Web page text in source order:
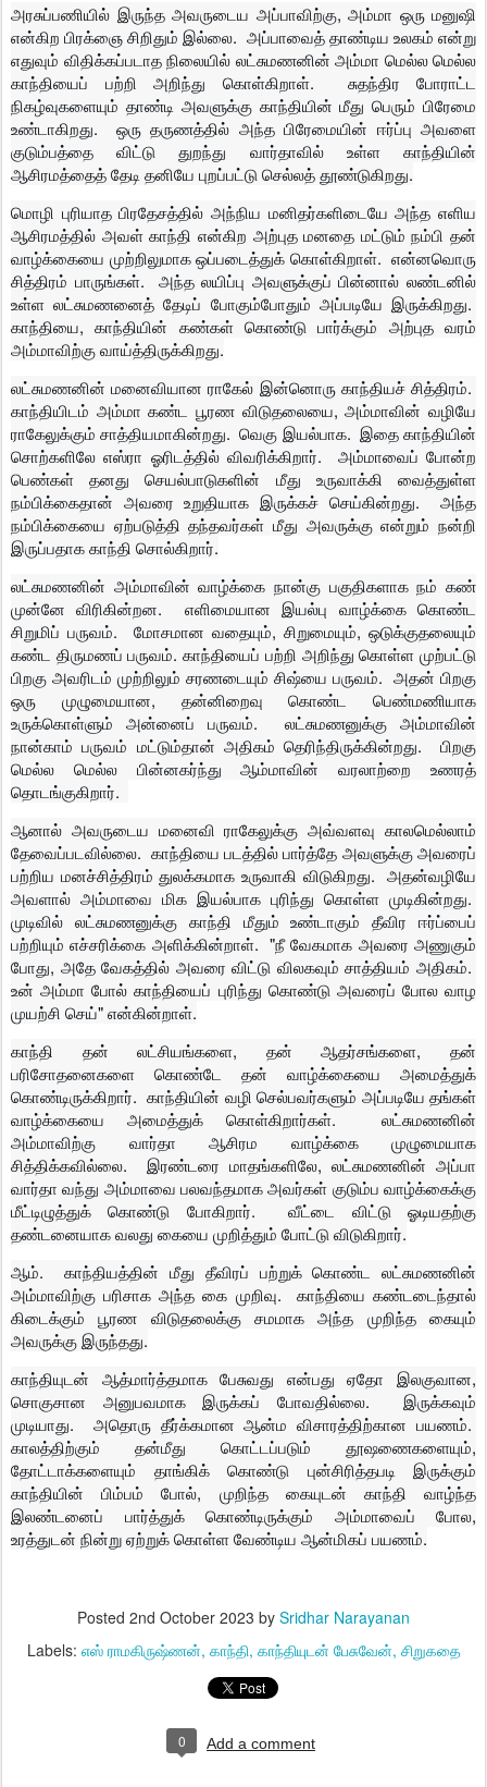
அரசுப்பணியில் இருந்த அவருடைய அப்பாவிற்கு, அம்மா ஒரு மனுஷி
என்கிற பிரக்ஞை சிறிதும் இல்லை. அப்பாவைத் தாண்டிய உலகம் என்று
எதுவும் விதிக்கப்படாத நிலையில் லட்சுமணனின் அம்மா மெல்ல மெல்ல
காந்தியைப் பற்றி அறிந்து கொள்கிறாள். சுதந்திர போராட்ட
நிகழ்வுகளையும் தாண்டி அவளுக்கு காந்தியின் மீது பெரும் பிரேமை
உண்டாகிறது. ஒரு தருணத்தில் அந்த பிரேமையின் ஈர்ப்பு அவளை
குடும்பத்தை விட்டு துறந்து வார்தாவில் உள்ள காந்தியின்
ஆசிரமத்தைத் தேடி தனியே புறப்பட்டு செல்லத் தூண்டுகிறது.
மொழி புரியாத பிரதேசத்தில் அந்நிய மனிதர்களிடையே அந்த எளிய
ஆசிரமத்தில் அவள் காந்தி என்கிற அற்புத மனதை மட்டும் நம்பி தன்
வாழ்க்கையை முற்றிலுமாக ஒப்படைத்துக் கொள்கிறாள். என்னவொரு
சித்திரம் பாருங்கள். அந்த லயிப்பு அவளுக்குப் பின்னால் லண்டனில்
உள்ள லட்சுமணனைத் தேடிப் போகும்போதும் அப்படியே இருக்கிறது.
காந்தியை, காந்தியின் கண்கள் கொண்டு பார்க்கும் அற்புத வரம்
அம்மாவிற்கு வாய்த்திருக்கிறது.
லட்சுமணனின் மனைவியான ராகேல் இன்னொரு காந்தியச் சித்திரம்.
காந்தியிடம் அம்மா கண்ட பூரண விடுதலையை, அம்மாவின் வழியே
ராகேலுக்கும் சாத்தியமாகின்றது. வெகு இயல்பாக. இதை காந்தியின்
சொற்களிலே எஸ்ரா ஓரிடத்தில் விவரிக்கிறார். அம்மாவைப் போன்ற
பெண்கள் தனது செயல்பாடுகளின் மீது உருவாக்கி வைத்துள்ள
நம்பிக்கைதான் அவரை உறுதியாக இருக்கச் செய்கின்றது. அந்த
நம்பிக்கையை ஏற்படுத்தி தந்தவர்கள் மீது அவருக்கு என்றும் நன்றி
இருப்பதாக காந்தி சொல்கிறார்.
லட்சுமணனின் அம்மாவின் வாழ்க்கை நான்கு பகுதிகளாக நம் கண்
முன்னே விரிகின்றன. எளிமையான இயல்பு வாழ்க்கை கொண்ட
சிறுமிப் பருவம். மோசமான வதையும், சிறுமையும், ஒடுக்குதலையும்
கண்ட திருமணப் பருவம். காந்தியைப் பற்றி அறிந்து கொள்ள முற்பட்டு
பிறகு அவரிடம் முற்றிலும் சரணடையும் சிஷ்யை பருவம். அதன் பிறகு
ஒரு முழுமையான, தன்னிறைவு கொண்ட பெண்மணியாக
உருக்கொள்ளும் அன்னைப் பருவம். லட்சுமணனுக்கு அம்மாவின்
நான்காம் பருவம் மட்டும்தான் அதிகம் தெரிந்திருக்கின்றது. பிறகு
மெல்ல மெல்ல பின்னகர்ந்து ஆம்மாவின் வரலாற்றை உணரத்
தொடங்குகிறார்.
ஆனால் அவருடைய மனைவி ராகேலுக்கு அவ்வளவு காலமெல்லாம்
தேவைப்படவில்லை. காந்தியை படத்தில் பார்த்தே அவளுக்கு அவரைப்
பற்றிய மனச்சித்திரம் துலக்கமாக உருவாகி விடுகிறது. அதன்வழியே
அவளால் அம்மாவை மிக இயல்பாக புரிந்து கொள்ள முடிகின்றது.
முடிவில் லட்சுமணனுக்கு காந்தி மீதும் உண்டாகும் தீவிர ஈர்ப்பைப்
பற்றியும் எச்சரிக்கை அளிக்கின்றாள். "நீ வேகமாக அவரை அணுகும்
போது, அதே வேகத்தில் அவரை விட்டு விலகவும் சாத்தியம் அதிகம்.
உன் அம்மா போல் காந்தியைப் புரிந்து கொண்டு அவரைப் போல வாழ
முயற்சி செய்" என்கின்றாள்.
காந்தி தன் லட்சியங்களை, தன் ஆதர்சங்களை, தன்
பரிசோதனைகளை கொண்டே தன் வாழ்க்கையை அமைத்துக்
கொண்டிருக்கிறார். காந்தியின் வழி செல்பவர்களும் அப்படியே தங்கள்
வாழ்க்கையை அமைத்துக் கொள்கிறார்கள். லட்சுமணனின்
அம்மாவிற்கு வார்தா ஆசிரம வாழ்க்கை முழுமையாக
சித்திக்கவில்லை. இரண்டரை மாதங்களிலே, லட்சுமணனின் அப்பா
வார்தா வந்து அம்மாவை பலவந்தமாக அவர்கள் குடும்ப வாழ்க்கைக்கு
மீட்டிழுத்துக் கொண்டு போகிறார். வீட்டை விட்டு ஓடியதற்கு
தண்டனையாக வலது கையை முறித்தும் போட்டு விடுகிறார்.
ஆம். காந்தியத்தின் மீது தீவிரப் பற்றுக் கொண்ட லட்சுமணனின்
அம்மாவிற்கு பரிசாக அந்த கை முறிவு. காந்தியை கண்டடைந்தால்
கிடைக்கும் பூரண விடுதலைக்கு சமமாக அந்த முறிந்த கையும்
அவருக்கு இருந்தது.
காந்தியுடன் ஆத்மார்த்தமாக பேசுவது என்பது ஏதோ இலகுவான,
சொகுசான அனுபவமாக இருக்கப் போவதில்லை. இருக்கவும்
முடியாது. அதொரு தீர்க்கமான ஆன்ம விசாரத்திற்கான பயணம்.
காலத்திற்கும் தன்மீது கொட்டப்படும் தூஷணைகளையும்,
தோட்டாக்களையும் தாங்கிக் கொண்டு புன்சிரித்தபடி இருக்கும்
காந்தியின் பிம்பம் போல், முறிந்த கையுடன் காந்தி வாழ்ந்த
இலண்டனைப் பார்த்துக் கொண்டிருக்கும் அம்மாவைப் போல,
உரத்துடன் நின்று ஏற்றுக் கொள்ள வேண்டிய ஆன்மிகப் பயணம்.
Posted 2nd October 2023 by Sridhar Narayanan
Labels: எஸ் ராமகிருஷ்ணன் காந்தி காந்தியுடன் பேசுவேன் சிறுகதை
0 Add a comment